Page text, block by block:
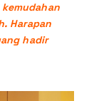
Harapan
hadir